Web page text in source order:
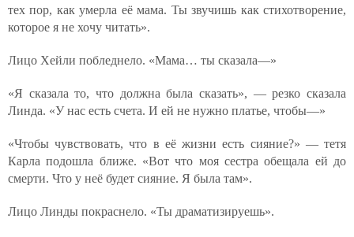
тех пор, как умерла её мама. Ты звучишь как стихотворение,
которое я не хочу читать».
Лицо Хейли побледнело. «Мама… ты сказала—»
«Я сказала то, что должна была сказать», — резко сказала
Линда. «У нас есть счета. И ей не нужно платье, чтобы—»
«Чтобы чувствовать, что в её жизни есть сияние?» — тетя
Карла подошла ближе. «Вот что моя сестра обещала ей до
смерти. Что у неё будет сияние. Я была там».
Лицо Линды покраснело. «Ты драматизируешь».